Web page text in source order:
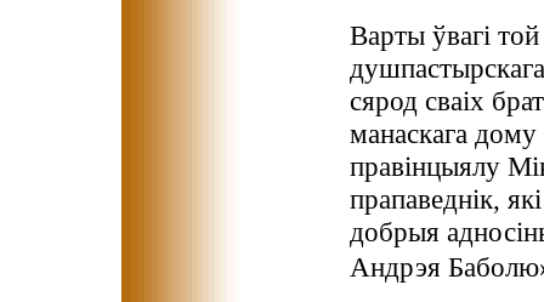
Варты ўвагі
сярод сваіх
манаскага дому
правінцыялу
прапаведнік,
добрыя
Андрэя